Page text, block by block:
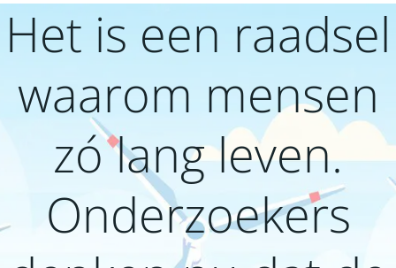
Het is een raadsel
waarom mensen
zó lang leven.
Onderzoekers